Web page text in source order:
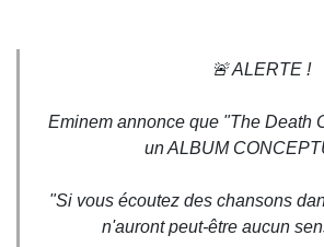
🚨 ALERTE !
Eminem annonce que "The Death
un ALBUM
"Si vous écoutez des chansons
n'auront peut-être aucun